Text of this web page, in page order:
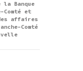
Banque
Comté et
affaires
Comté